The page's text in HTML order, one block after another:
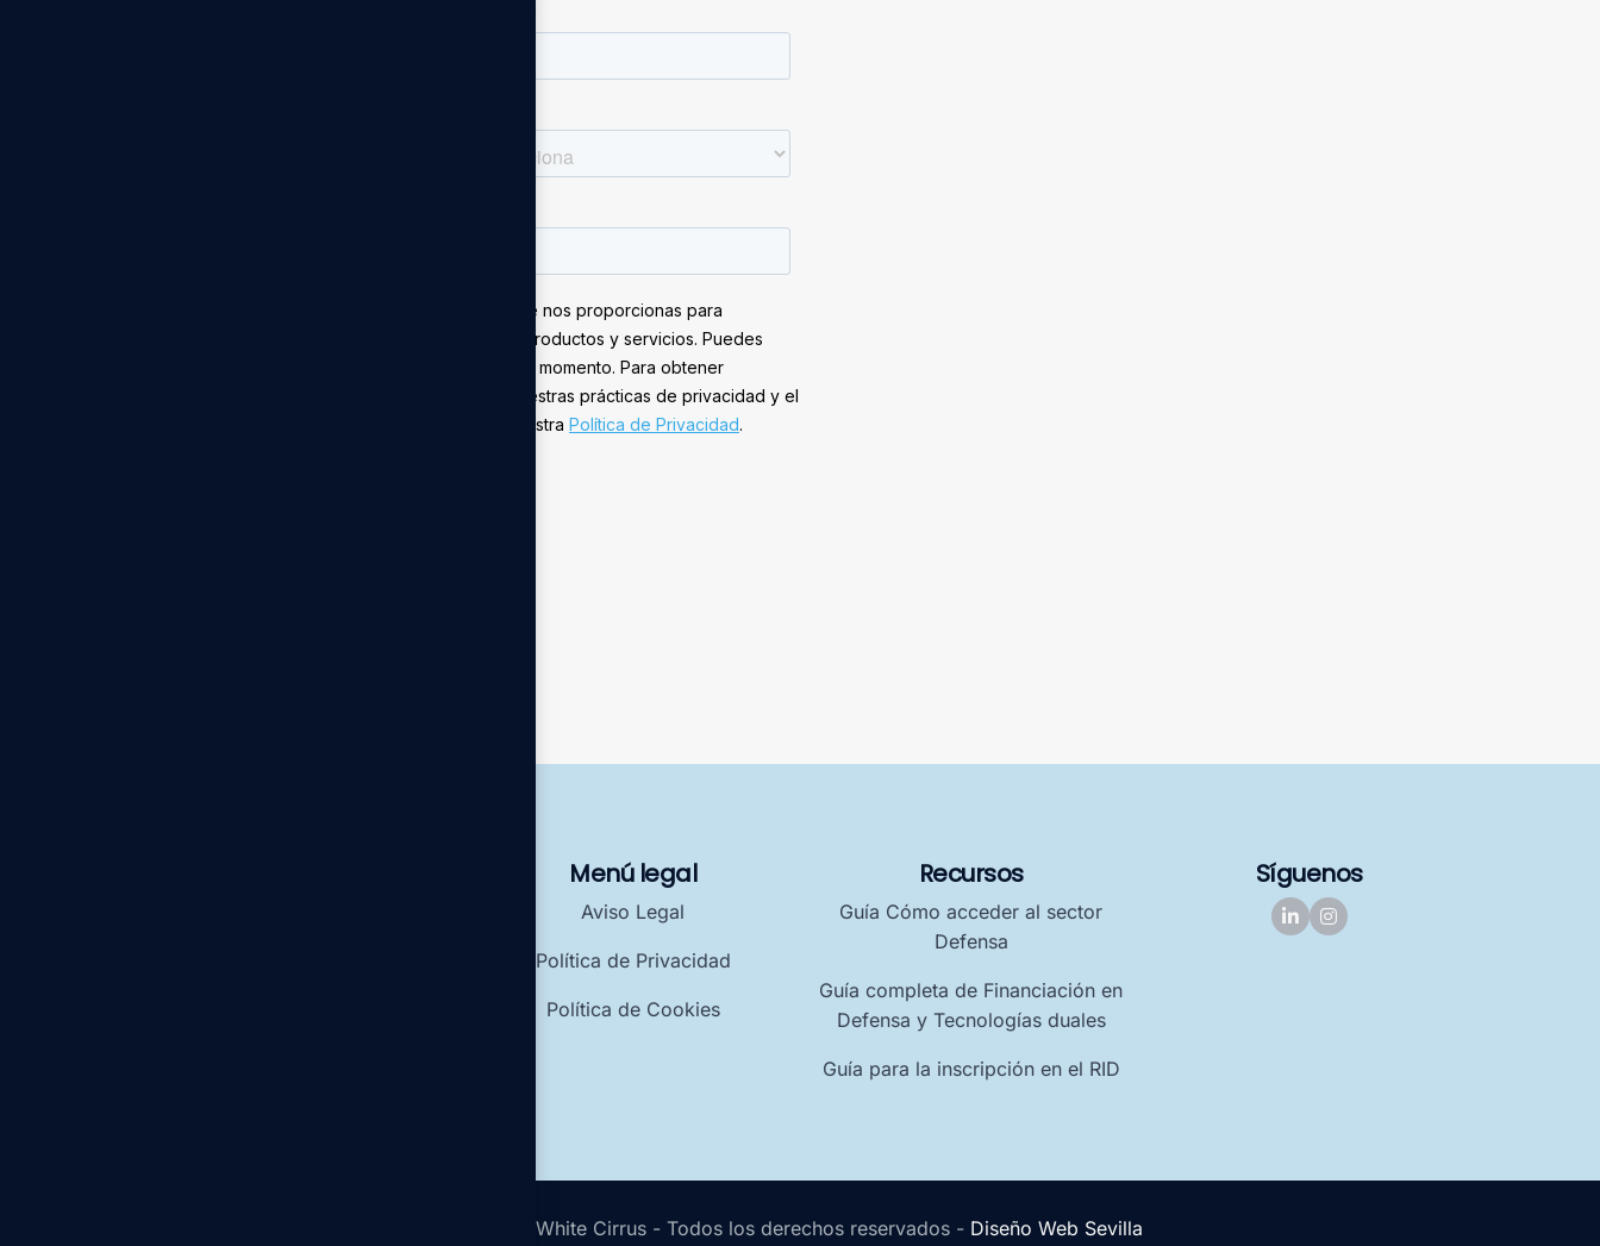
Menú legal
Aviso Legal
Política de Privacidad
Política de Cookies
Recursos
Guía Cómo acceder al sector
Defensa
Guía completa de Financiación en
Defensa y Tecnologías duales
Guía para la inscripción en el RID
Síguenos
© 2025 White Cirrus - Todos los derechos reservados - Diseño Web Sevilla